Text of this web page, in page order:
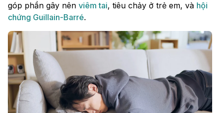
góp phần gây nên viêm tai, tiêu chảy ở trẻ em, và hội
chứng Guillain-Barré.